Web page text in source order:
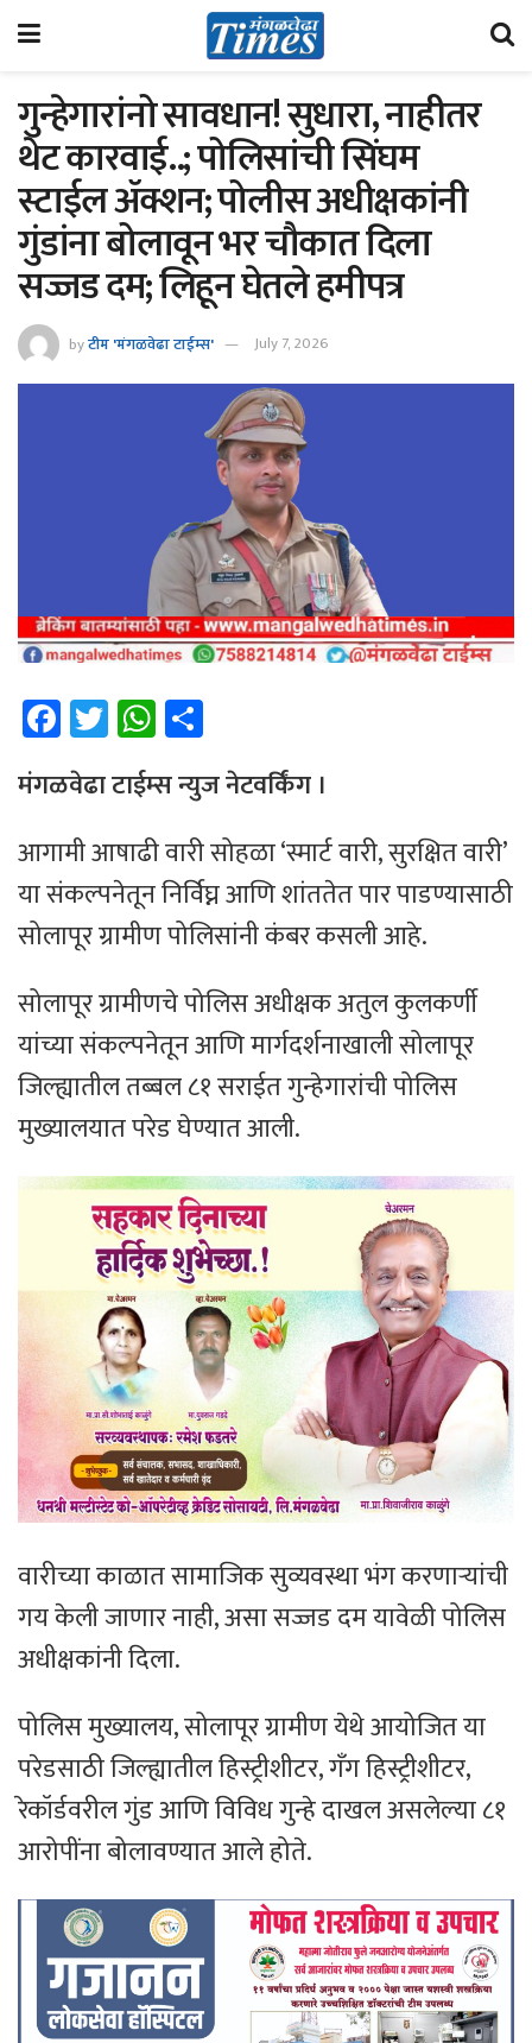
गुन्हेगारांनो सावधान! सुधारा, नाहीतर
थेट कारवाई..; पोलिसांची सिंघम
स्टाईल ॲक्शन; पोलीस अधीक्षकांनी
गुंडांना बोलावून भर चौकात दिला
सज्जड दम; लिहून घेतले हमीपत्र
byटीम 'मंगळवेढा टाईम्स' July 7, 2026
Fa
ce
b
o
ok
T
wi
tt
er
W
h
at
sA
p
p
ar
e
मंगळवेढा टाईम्स न्युज नेटवर्किंग ।
आगामी आषाढी वारी सोहळा ‘स्मार्ट वारी, सुरक्षित वारी’
या संकल्पनेतून निर्विघ्न आणि शांततेत पार पाडण्यासाठी
सोलापूर ग्रामीण पोलिसांनी कंबर कसली आहे.
सोलापूर ग्रामीणचे पोलिस अधीक्षक अतुल कुलकर्णी
यांच्या संकल्पनेतून आणि मार्गदर्शनाखाली सोलापूर
जिल्ह्यातील तब्बल ८१ सराईत गुन्हेगारांची पोलिस
मुख्यालयात परेड घेण्यात आली.
वारीच्या काळात सामाजिक सुव्यवस्था भंग करणाऱ्यांची
गय केली जाणार नाही, असा सज्जड दम यावेळी पोलिस
अधीक्षकांनी दिला.
पोलिस मुख्यालय, सोलापूर ग्रामीण येथे आयोजित या
परेडसाठी जिल्ह्यातील हिस्ट्रीशीटर, गँग हिस्ट्रीशीटर,
रेकॉर्डवरील गुंड आणि विविध गुन्हे दाखल असलेल्या ८१
आरोपींना बोलावण्यात आले होते.